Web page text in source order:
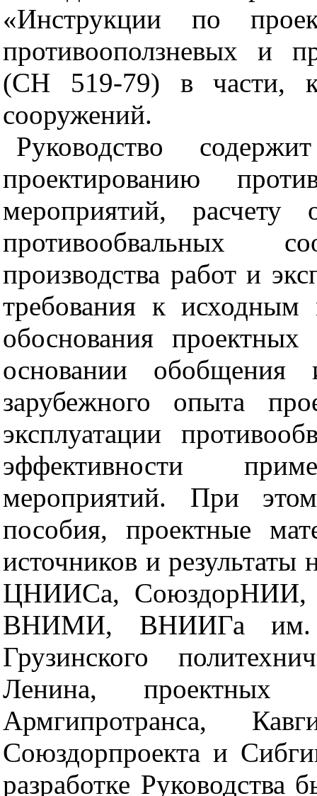
«Инструкции по
противооползневых и
(СН 519-79) в части,
сооружений.
Руководство
проектированию
мероприятий,
противообвальных
производства работ и
требования к исходным
обоснования
основании обобщения
зарубежного опыта
эксплуатации
эффективности
мероприятий. При
пособия, проектные
источников и результаты
ЦНИИСа, СоюздорНИИ,
ВНИМИ, ВНИИГа им.
Грузинского
Ленина, проектных
Армгипротранса,
Союздорпроекта и
разработке Руководства